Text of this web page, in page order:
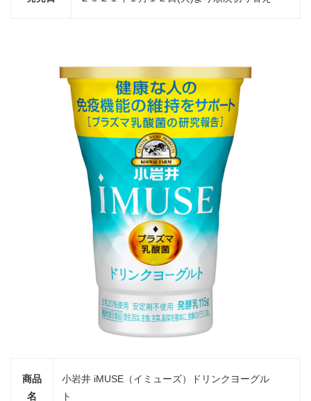
商品
名
小岩井 iMUSE（イミューズ）ドリンクヨーグル
ト